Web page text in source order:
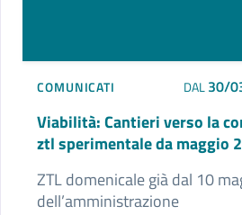
COMUNICATI DAL30/
Viabilità: Cantieri verso la
ztl sperimentale da maggio
ZTL domenicale già dal 10
dell’amministrazione